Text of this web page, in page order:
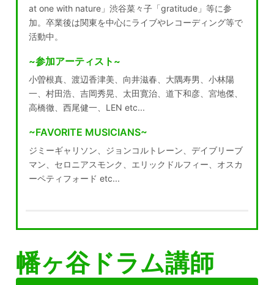
at one with nature」渋谷菜々子「gratitude」等に参
加。卒業後は関東を中心にライブやレコーディング等で
活動中。
~参加アーティスト~
小曽根真、渡辺香津美、向井滋春、大隅寿男、小林陽
一、村田浩、吉岡秀晃、太田寛治、道下和彦、宮地傑、
高橋徹、西尾健一、LEN etc...
~FAVORITE MUSICIANS~
ジミーギャリソン、ジョンコルトレーン、デイブリーブ
マン、セロニアスモンク、エリックドルフィー、オスカ
ーペティフォード etc...
幡ヶ谷ドラム講師